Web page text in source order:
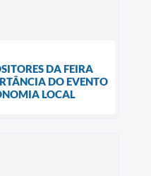
DA FEIRA
DO EVENTO
LOCAL